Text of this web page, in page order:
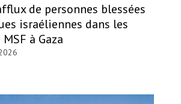
de personnes blessées
israéliennes dans les
à Gaza